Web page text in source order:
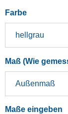
Farbeauswählen
Maß (Wie
Maße eingeben